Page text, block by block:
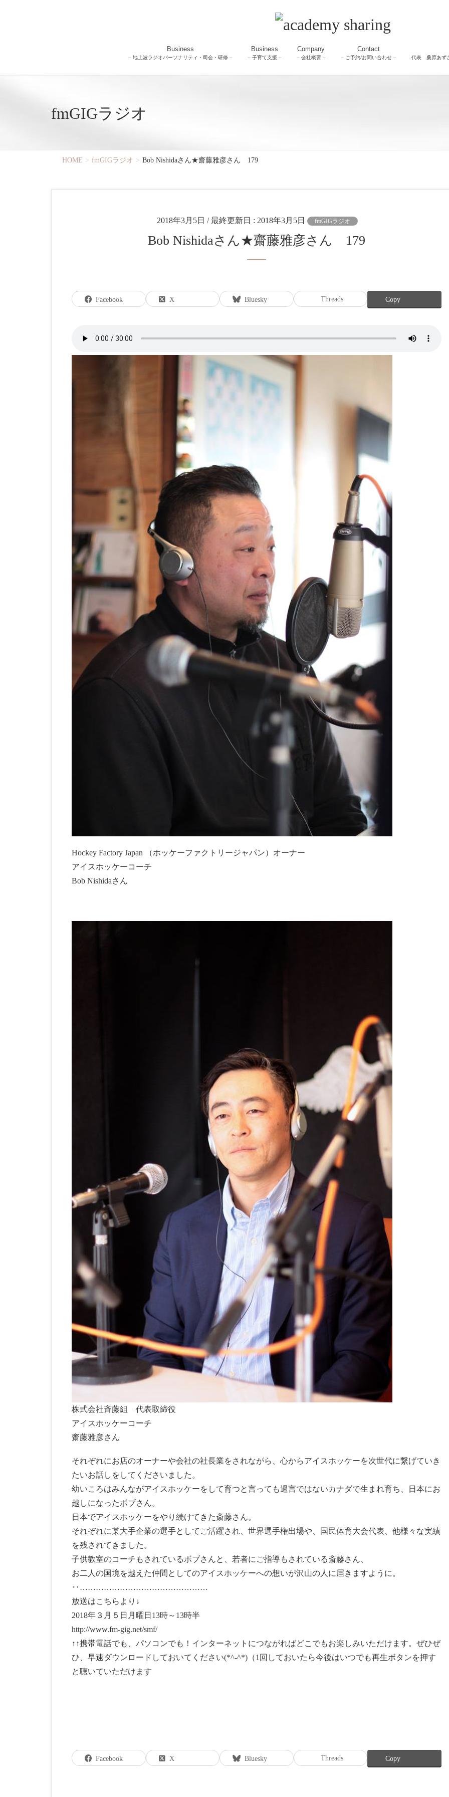
Business
– 地上波ラジオパーソナリティ・司会・研修 –
Business
– 子育て支援 –
Company
– 会社概要 –
Contact
– ご予約/お問い合わせ – 代表 桑原あず
fmGIGラジオ
HOME fmGIGラジオ Bob Nishidaさん★齋藤雅彦さん 179
2018年3月5日 / 最終更新日 : 2018年3月5日 fmGIGラジオ
Bob Nishidaさん★齋藤雅彦さん 179
Facebook X Bluesky Threads Copy
Hockey Factory Japan （ホッケーファクトリージャパン）オーナー
アイスホッケーコーチ
Bob Nishidaさん
株式会社斉藤組 代表取締役
アイスホッケーコーチ
齋藤雅彦さん
それぞれにお店のオーナーや会社の社長業をされながら、心からアイスホッケーを次世代に繋げていき
たいお話しをしてくださいました。
幼いころはみんながアイスホッケーをして育つと言っても過言ではないカナダで生まれ育ち、日本にお
越しになったボブさん。
日本でアイスホッケーをやり続けてきた斎藤さん。
それぞれに某大手企業の選手としてご活躍され、世界選手権出場や、国民体育大会代表、他様々な実績
を残されてきました。
子供教室のコーチもされているボブさんと、若者にご指導もされている斎藤さん、
お二人の国境を越えた仲間としてのアイスホッケーへの想いが沢山の人に届きますように。
‥…………………………………………
放送はこちらより↓
2018年３月５日月曜日13時～13時半
http://www.fm-gig.net/smf/
↑↑携帯電話でも、パソコンでも！インターネットにつながればどこでもお楽しみいただけます。ぜひぜ
ひ、早速ダウンロードしておいてください(*^-^*)（1回しておいたら今後はいつでも再生ボタンを押す
と聴いていただけます
Facebook X Bluesky Threads Copy